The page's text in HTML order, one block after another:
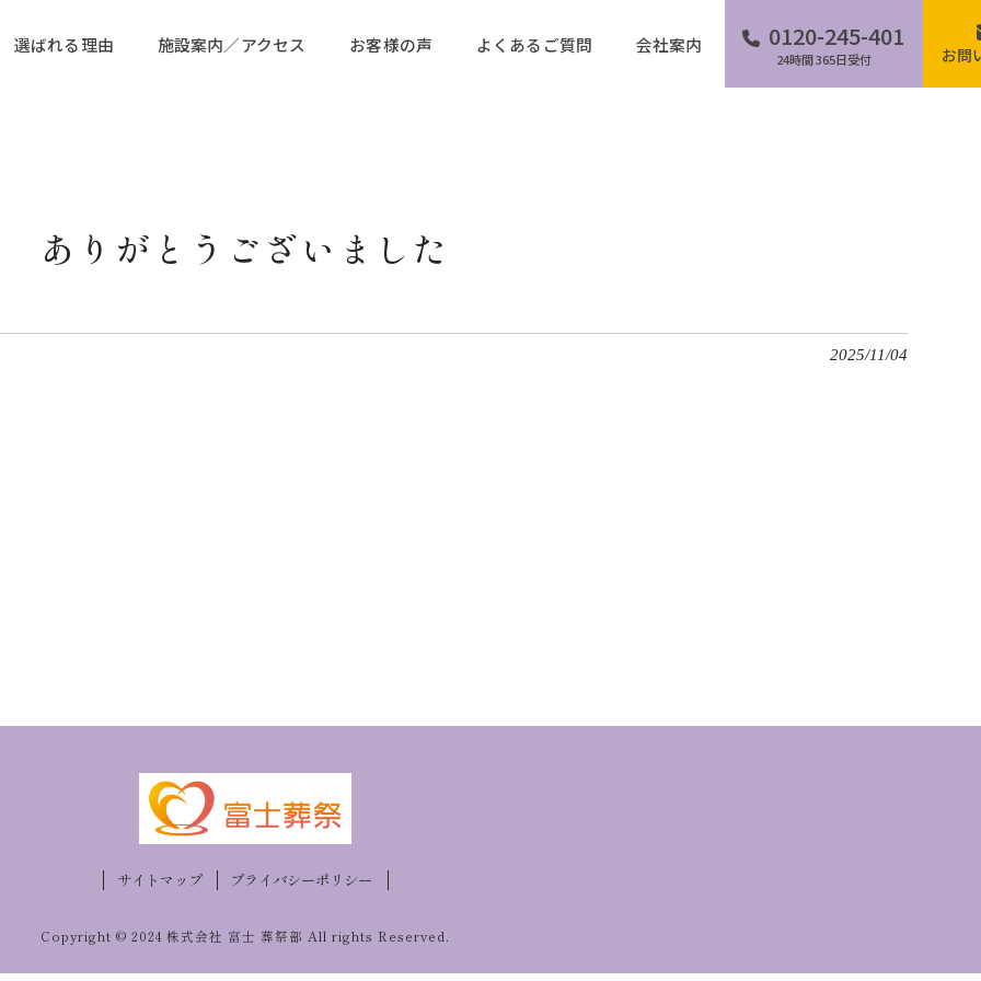
選ばれる理由 施設案内／アクセス お客様の声 よくあるご質問 会社案内 0120-245-401
24時間 365日受付 お問
ありがとうございました
2025/11/04
サイトマップ プライバシーポリシー
Copyright © 2024 株式会社 富士 葬祭部 All rights Reserved.